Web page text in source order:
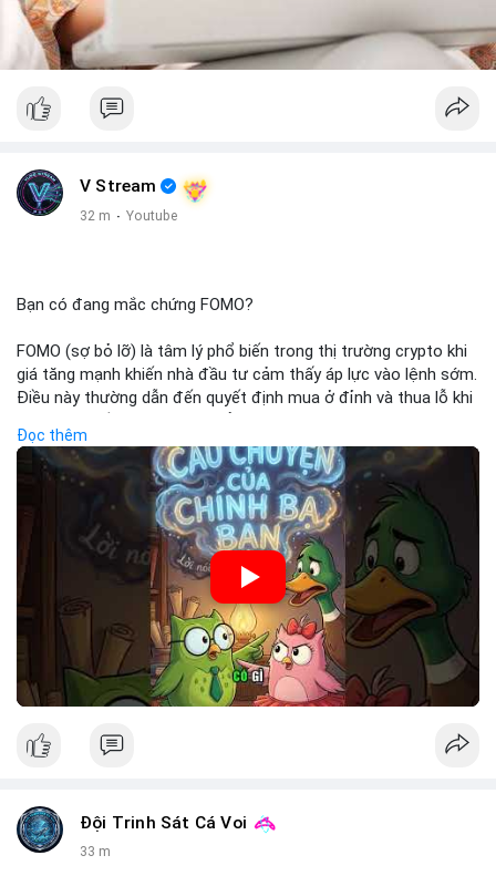
V Stream
32 m · Youtube
Bạn có đang mắc chứng FOMO?
FOMO (sợ bỏ lỡ) là tâm lý phổ biến trong thị trường crypto khi
giá tăng mạnh khiến nhà đầu tư cảm thấy áp lực vào lệnh sớm.
Điều này thường dẫn đến quyết định mua ở đỉnh và thua lỗ khi
chiến lược đầu tư rõ ràng.
🎥 Xem video trực tiếp tại:
Nguồn: Cú Thông Thái
Đọc thêm
Đội Trinh Sát Cá Voi
33 m